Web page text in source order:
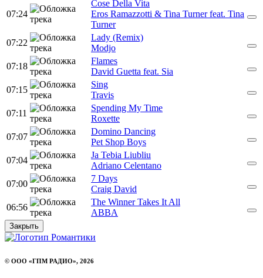
07:24
Cose Della Vita
Eros Ramazzotti & Tina Turner feat. Tina
Turner
07:22
Lady (Remix)
Modjo
07:18
Flames
David Guetta feat. Sia
07:15
Sing
Travis
07:11
Spending My Time
Roxette
07:07
Domino Dancing
Pet Shop Boys
07:04
Ja Tebia Liubliu
Adriano Celentano
07:00
7 Days
Craig David
06:56
The Winner Takes It All
ABBA
Закрыть
© ООО «ГПМ РАДИО», 2026